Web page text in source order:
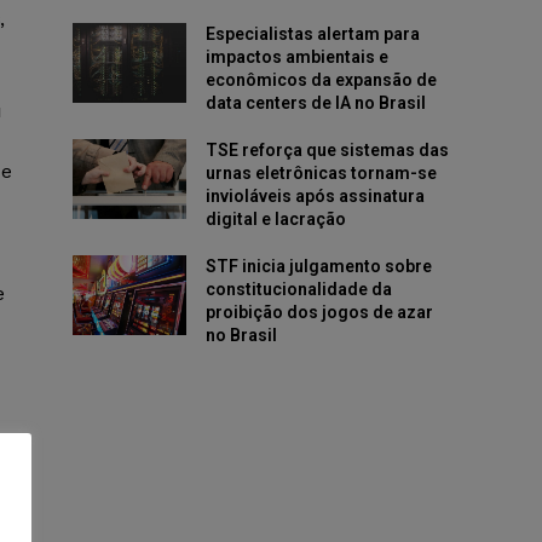
,
Especialistas alertam para
impactos ambientais e
econômicos da expansão de
data centers de IA no Brasil
TSE reforça que sistemas das
urnas eletrônicas tornam-se
invioláveis após assinatura
digital e lacração
STF inicia julgamento sobre
constitucionalidade da
proibição dos jogos de azar
no Brasil